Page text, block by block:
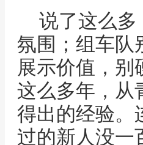
说了这么
氛围；组车队
展示价值，别
这么多年，从
得出的经验。
过的新人没一